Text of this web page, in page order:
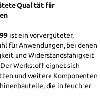
Qualität für
ist ein vorvergüteter,
für Anwendungen, bei denen
und Widerstandsfähigkeit
Werkstoff eignet sich
und weitere Komponenten
die in feuchter